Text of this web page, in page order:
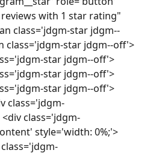
reviews with 1 star rating"
class='jdgm-star jdgm--
class='jdgm-star jdgm--off'>
star jdgm--off'>
star jdgm--off'>
star jdgm--off'>
class='jdgm-
class='jdgm-
style='width: 0%;'>